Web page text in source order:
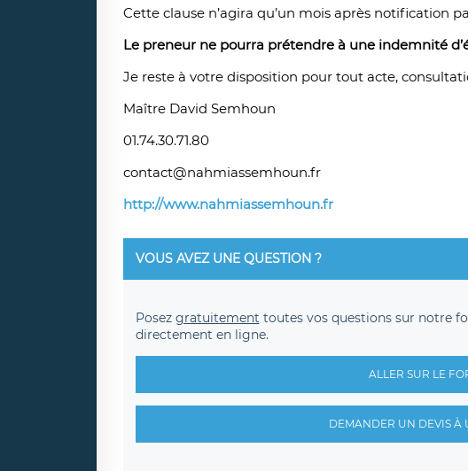
Cette clause n’agira qu’un mois après notification
Le preneur ne pourra prétendre à une indemnité
Je reste à votre disposition pour tout acte,
Maître David Semhoun
01.74.30.71.80
contact@nahmiassemhoun.fr
http://www.nahmiassemhoun.fr
VOUS AVEZ UNE QUESTION ?
Posez gratuitement toutes vos questions sur notre
directement en ligne.
ALLER SUR LE
DEMANDER UN DEVIS À